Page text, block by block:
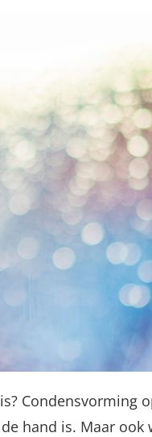
Condensvorming
hand is. Maar